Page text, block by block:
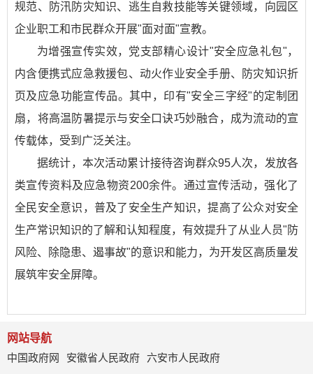
规范、防汛防灾知识、逃生自救技能等关键领域，向园区
企业职工和市民群众开展"面对面"宣教。
为增强宣传实效，党支部精心设计"安全应急礼包"，
内含便携式应急救援包、动火作业安全手册、防灾知识折
页及应急功能宣传品。其中，印有"安全三字经"的定制团
扇，将高温防暑提示与安全口诀巧妙融合，成为流动的宣
传载体，受到广泛关注。
据统计，本次活动累计接待咨询群众95人次，发放各
类宣传资料及应急物资200余件。通过宣传活动，强化了
全民安全意识，普及了安全生产知识，提高了公众对安全
生产常识知识的了解和认知程度，有效提升了从业人员"防
风险、除隐患、遏事故"的意识和能力，为开发区高质量发
展筑牢安全屏障。
网站导航
中国政府网
安徽省人民政府 六安市人民政府